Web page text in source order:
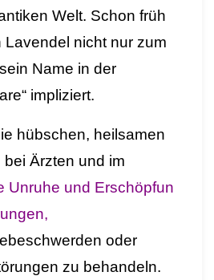
Welt. Schon früh
Lavendel nicht nur zum
Name in der
impliziert.
hübschen, heilsamen
bei Ärzten und im
Unruhe und Erschöpfun
oder
zu behandeln.